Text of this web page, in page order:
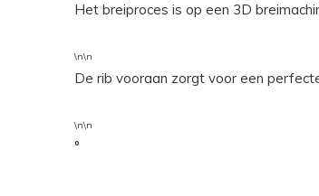
Het breiproces is op een 3D
\n\n
De rib vooraan zorgt voor een
\n\n
°